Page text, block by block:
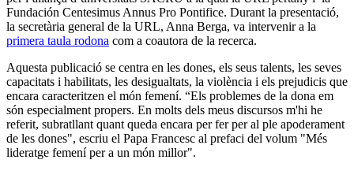
Fundación Centesimus Annus Pro Pontifice. Durant la presentació,
la secretària general de la URL, Anna Berga, va intervenir a la
primera taula rodona com a coautora de la recerca.
Aquesta publicació se centra en les dones, els seus talents, les seves
capacitats i habilitats, les desigualtats, la violència i els prejudicis que
encara caracteritzen el món femení. “Els problemes de la dona em
són especialment propers. En molts dels meus discursos m'hi he
referit, subratllant quant queda encara per fer per al ple apoderament
de les dones", escriu el Papa Francesc al prefaci del volum "Més
lideratge femení per a un món millor".